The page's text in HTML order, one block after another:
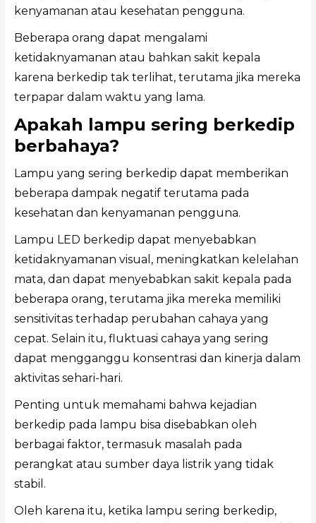
kenyamanan atau kesehatan pengguna.
Beberapa orang dapat mengalami
ketidaknyamanan atau bahkan sakit kepala
karena berkedip tak terlihat, terutama jika mereka
terpapar dalam waktu yang lama.
Apakah lampu sering berkedip
berbahaya?
Lampu yang sering berkedip dapat memberikan
beberapa dampak negatif terutama pada
kesehatan dan kenyamanan pengguna.
Lampu LED berkedip dapat menyebabkan
ketidaknyamanan visual, meningkatkan kelelahan
mata, dan dapat menyebabkan sakit kepala pada
beberapa orang, terutama jika mereka memiliki
sensitivitas terhadap perubahan cahaya yang
cepat. Selain itu, fluktuasi cahaya yang sering
dapat mengganggu konsentrasi dan kinerja dalam
aktivitas sehari-hari.
Penting untuk memahami bahwa kejadian
berkedip pada lampu bisa disebabkan oleh
berbagai faktor, termasuk masalah pada
perangkat atau sumber daya listrik yang tidak
stabil.
Oleh karena itu, ketika lampu sering berkedip,